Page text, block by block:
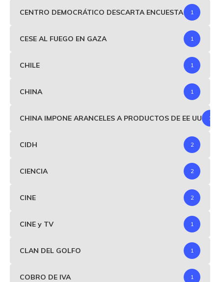
CENTRO DEMOCRÁTICO DESCARTA ENCUESTA 1
CESE AL FUEGO EN GAZA 1
CHILE 1
CHINA 1
CHINA IMPONE ARANCELES A PRODUCTOS DE EE UU 1
CIDH 2
CIENCIA 2
CINE 2
CINE y TV 1
CLAN DEL GOLFO 1
COBRO DE IVA 1